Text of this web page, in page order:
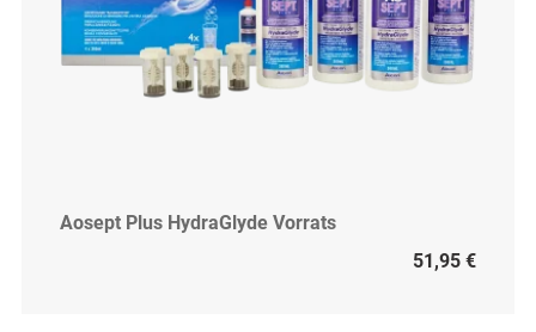
Aosept Plus HydraGlyde Vorrats
51,95 €